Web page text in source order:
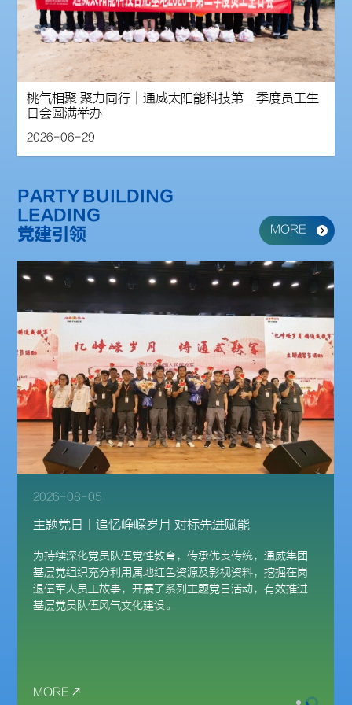
桃气相聚 聚力同行｜通威太阳能科技第二季度员工生
日会圆满举办
2026-06-29
PARTY BUILDING
LEADING
党建引领 MORE
2026-08-07
通威集团党委积极助力民勤县治沙事业
为深入践行绿色发展理念，落实“三北”工程攻坚战部署
要求，持续深化治沙生态实践，擦亮“通威红”党建品
牌，积极履行企业社会责任，近日，通威集团党委联合甘
肃省民勤县发起“甜蜜产业反哺治沙工程”公益活动，创
MORE